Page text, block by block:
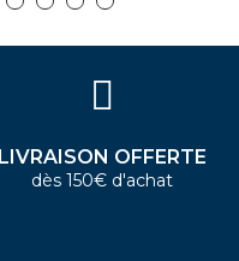
LIVRAISON OFFERTE
dès 150€ d'achat